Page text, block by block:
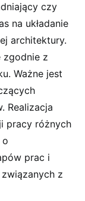
czy
na układanie
architektury.
zgodnie z
Ważne jest
Realizacja
pracy różnych
o
prac i
z